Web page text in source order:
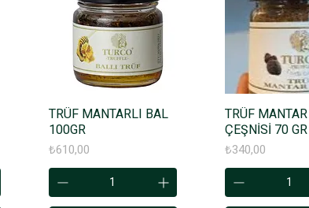
TRÜF MANTARLI BAL
100GR
Fiyat
₺610,00
TRÜF MANTAR
ÇEŞNİSİ 70 GR
Fiyat
₺340,00